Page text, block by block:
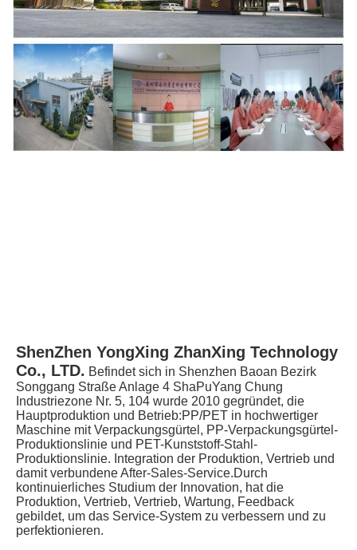
ShenZhen YongXing ZhanXing Technology
Co., LTD. Befindet sich in Shenzhen Baoan Bezirk
Songgang Straße Anlage 4 ShaPuYang Chung
Industriezone Nr. 5, 104 wurde 2010 gegründet, die
Hauptproduktion und Betrieb:PP/PET in hochwertiger
Maschine mit Verpackungsgürtel, PP-Verpackungsgürtel-
Produktionslinie und PET-Kunststoff-Stahl-
Produktionslinie. Integration der Produktion, Vertrieb und
damit verbundene After-Sales-Service.Durch
kontinuierliches Studium der Innovation, hat die
Produktion, Vertrieb, Vertrieb, Wartung, Feedback
gebildet, um das Service-System zu verbessern und zu
perfektionieren.